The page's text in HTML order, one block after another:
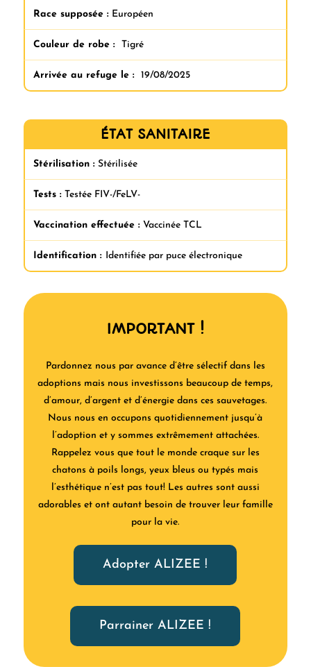
Race supposée : Européen
Couleur de robe : Tigré
Arrivée au refuge le : 19/08/2025
ÉTAT SANITAIRE
Stérilisation : Stérilisée
Tests : Testée FIV-/FeLV-
Vaccination effectuée : Vaccinée TCL
Identification : Identifiée par puce électronique
IMPORTANT !
Pardonnez nous par avance d’être sélectif dans les
adoptions mais nous investissons beaucoup de temps,
d’amour, d’argent et d’énergie dans ces sauvetages.
Nous nous en occupons quotidiennement jusqu’à
l’adoption et y sommes extrêmement attachées.
Rappelez vous que tout le monde craque sur les
chatons à poils longs, yeux bleus ou typés mais
l’esthétique n’est pas tout! Les autres sont aussi
adorables et ont autant besoin de trouver leur famille
pour la vie.
Adopter ALIZEE !
Parrainer ALIZEE !